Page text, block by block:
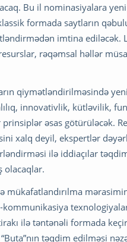
Bu il nominasiyalara
formada saytların
imtina ediləcək.
rəqəmsal həllər
qiymətləndirilməsində yeni
innovativlik, kütləvilik,
prinsiplər əsas götürüləcək.
xalq deyil, ekspertlər
ilə iddiaçılar
olacaqlar.
mükafatlandırılma
ilə təntənəli formada
təqdim edilməsi